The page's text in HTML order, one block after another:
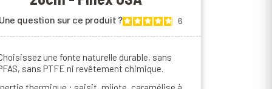
question sur ce produit ? 6
une fonte naturelle durable, sans
sans PTFE ni revêtement chimique.